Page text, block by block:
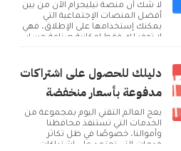
لا شك أن منصة تيليجرام الآن من بين
أفضل المنصات الإجتماعية التي
يمكنك إستخدامها على الإطلاق، فهي
لا توفر لك فقط إمكانية صناعة حساب
دليلك للحصول على اشتراكات
مدفوعة بأسعار منخفضة
يعج العالم التقني اليوم بمجموعة من
الخدمات التي تستنفذ محافظنا
وأموالنا، خصوصًا في ظل تكاثر
خدمات التي تعتمد على اشتراكات